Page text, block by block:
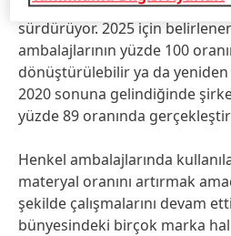
için iddialı hedeflerine yönelik
sürdürüyor. 2025 için
ambalajlarının yüzde 100
dönüştürülebilir ya da yeniden
2020 sonuna gelindiğinde
yüzde 89 oranında
Henkel ambalajlarında
materyal oranını artırmak
şekilde çalışmalarını devam
bünyesindeki birçok marka